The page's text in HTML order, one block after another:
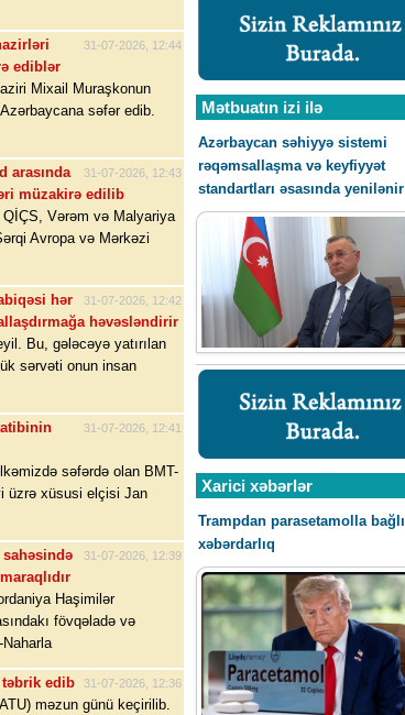
31-07-2026, 12:44
ediblər
Mixail Muraşkonun
səfər edib.
31-07-2026, 12:43
arasında
müzakirə edilib
Vərəm və Malyariya
Avropa və Mərkəzi
31-07-2026, 12:42
hər
həvəsləndirir
Bu, gələcəyə yatırılan
sərvəti onun insan
31-07-2026, 12:41
səfərdə olan BMT-
üzrə xüsusi elçisi Jan
31-07-2026, 12:39
sahəsində
Haşimilər
fövqəladə və
31-07-2026, 12:36
təbrik edib
məzun günü keçirilib.
Mətbuatın izi ilə
Azərbaycan səhiyyə sistemi
rəqəmsallaşma və keyfiyyət
standartları əsasında yenilənir
Xarici xəbərlər
Trampdan parasetamolla bağlı
xəbərdarlıq